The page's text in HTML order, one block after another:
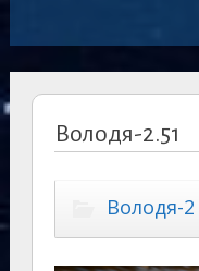
Володя-2.51
Володя-2